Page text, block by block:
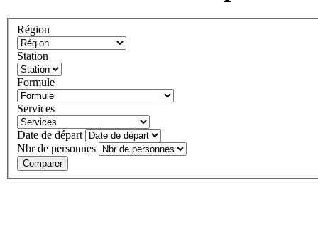
Région
Station
Formule
Services
Date de départ
Nbr de personnes
Comparer